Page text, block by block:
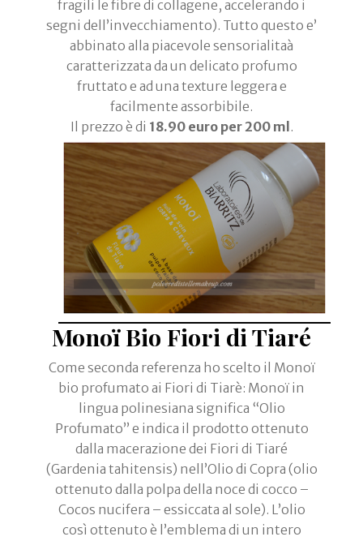
fragili le fibre di collagene, accelerando i
segni dell’invecchiamento). Tutto questo e’
abbinato alla piacevole sensorialitaà
caratterizzata da un delicato profumo
fruttato e ad una texture leggera e
facilmente assorbibile.
Il prezzo è di 18.90 euro per 200 ml .
Monoï Bio Fiori di Tiaré
Come seconda referenza ho scelto il Monoï
bio profumato ai Fiori di Tiarè: Monoï in
lingua polinesiana significa “Olio
Profumato” e indica il prodotto ottenuto
dalla macerazione dei Fiori di Tiaré
(Gardenia tahitensis) nell’Olio di Copra (olio
ottenuto dalla polpa della noce di cocco –
Cocos nucifera – essiccata al sole). L’olio
così ottenuto è l’emblema di un intero